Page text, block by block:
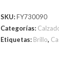
SKU:FY730090
Categorías:
Etiquetas: Brillo,